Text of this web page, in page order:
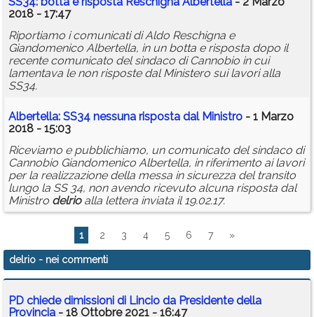
2018 - 17:47
Riportiamo i comunicati di Aldo Reschigna e
Giandomenico Albertella, in un botta e risposta dopo il
recente comunicato del sindaco di Cannobio in cui
lamentava le non risposte dal Ministero sui lavori alla
SS34.
Albertella: SS34 nessuna risposta dal Ministro - 1 Marzo
2018 - 15:03
Riceviamo e pubblichiamo, un comunicato del sindaco di
Cannobio Giandomenico Albertella, in riferimento ai lavori
per la realizzazione della messa in sicurezza del transito
lungo la SS 34, non avendo ricevuto alcuna risposta dal
Ministro delrioalla lettera inviata il 19.02.17.
1 2 3 4 5 6 7 »
delrio - nei commenti
PD chiede dimissioni di Lincio da Presidente della
Provincia - 18 Ottobre 2021 - 16:47